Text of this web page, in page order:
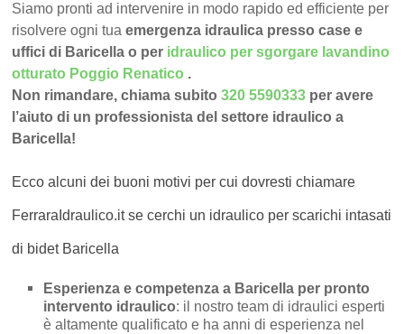
Siamo pronti ad intervenire in modo rapido ed efficiente per
risolvere ogni tuaemergenza idraulica presso case e
uffici di Baricella o per idraulico per sgorgare lavandino
otturato Poggio Renatico .
Non rimandare, chiama subito320 5590333 per avere
l’aiuto di un professionista del settore idraulico a
Baricella!
Ecco alcuni dei buoni motivi per cui dovresti chiamare
FerraraIdraulico.it se cerchi un idraulico per scarichi intasati
di bidet Baricella
Esperienza e competenza a Baricella per pronto
intervento idraulico: il nostro team di idraulici esperti
è altamente qualificato e ha anni di esperienza nel